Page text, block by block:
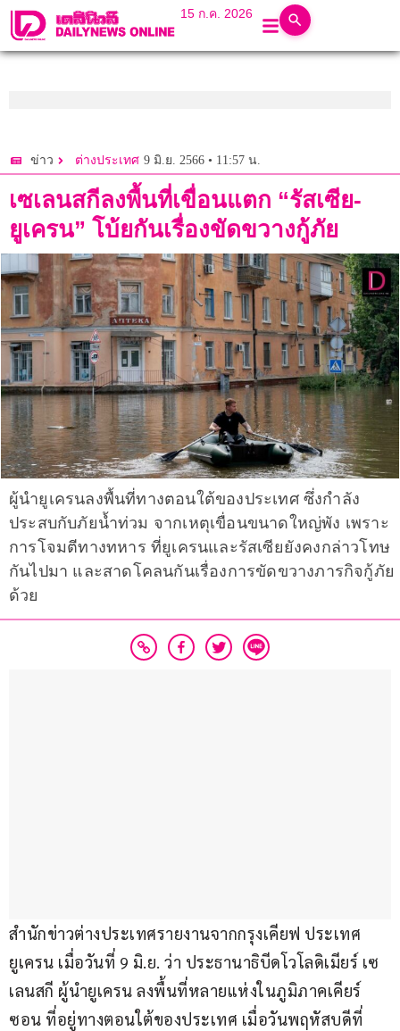
15 ก.ค. 2026
ข่าว ต่างประเทศ 9 มิ.ย. 2566 • 11:57 น.
เซเลนสกีลงพื้นที่เขื่อนแตก “รัสเซีย-
ยูเครน” โบ้ยกันเรื่องขัดขวางกู้ภัย
ผู้นำยูเครนลงพื้นที่ทางตอนใต้ของประเทศ ซึ่งกำลัง
ประสบกับภัยน้ำท่วม จากเหตุเขื่อนขนาดใหญ่พัง เพราะ
การโจมตีทางทหาร ที่ยูเครนและรัสเซียยังคงกล่าวโทษ
กันไปมา และสาดโคลนกันเรื่องการขัดขวางภารกิจกู้ภัย
ด้วย
สำนักข่าวต่างประเทศรายงานจากกรุงเคียฟ ประเทศ
ยูเครน เมื่อวันที่ 9 มิ.ย. ว่า ประธานาธิบีดโวโลดิเมียร์ เซ
เลนสกี ผู้นำยูเครน ลงพื้นที่หลายแห่งในภูมิภาคเคียร์
ซอน ที่อยู่ทางตอนใต้ของประเทศ เมื่อวันพฤหัสบดีที่